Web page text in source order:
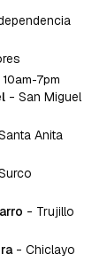
7pm
- San Miguel
Anita
- Trujillo
- Chiclayo